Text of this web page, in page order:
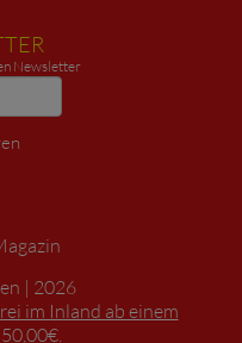
Newsletter
2026
im Inland ab einem